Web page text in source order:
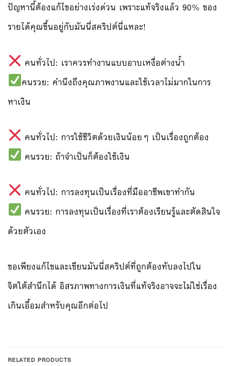
ปัญหานี้ต้องแก้ไขอย่างเร่งด่วน เพราะแท้จริงแล้ว 90% ของ
รายได้คุณขึ้นอยู่กับมันนี่สคริปต์นี่แหละ!
คนทั่วไป: เราควรทำงานแบบอาบเหงื่อต่างน้ำ
คนรวย: คำนึงถึงคุณภาพงานและใช้เวลาไม่มากในการ
หาเงิน
คนทั่วไป: การใช้ชีวิตด้วยเงินน้อยๆ เป็นเรื่องถูกต้อง
คนรวย: ถ้าจำเป็นก็ต้องใช้เงิน
คนทั่วไป: การลงทุนเป็นเรื่องที่มืออาชีพเขาทำกัน
คนรวย: การลงทุนเป็นเรื่องที่เราต้องเรียนรู้และตัดสินใจ
ด้วยตัวเอง
ขอเพียงแก้ไขและเขียนมันนี่สคริปต์ที่ถูกต้องทับลงไปใน
จิตใต้สำนึกได้ อิสรภาพทางการเงินที่แท้จริงอาจจะไม่ใช่เรื่อง
เกินเอื้อมสำหรับคุณอีกต่อไป
RELATED PRODUCTS